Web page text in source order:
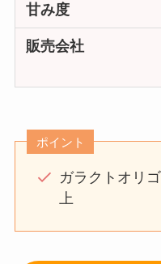
甘み度
販売会社
ポイント
ガラクトオリ
上